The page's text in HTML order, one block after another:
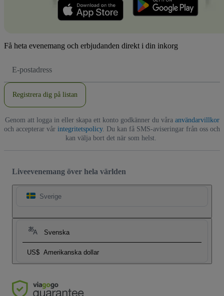
Få heta evenemang och erbjudanden direkt i din inkorg
postadress
Registrera dig på listan
Genom att logga in eller skapa ett konto godkänner du våra användarvillkor
och accepterar vår integritetspolicy. Du kan få SMS-aviseringar från oss och
kan välja bort det när som helst.
Liveevenemang över hela världen
Sverige
Svenska
US$ Amerikanska dollar